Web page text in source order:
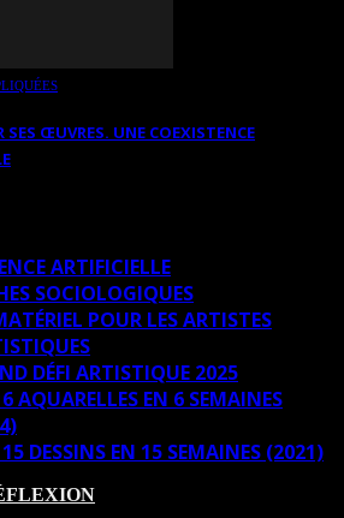
SES ŒUVRES. UNE COEXISTENCE
ARTIFICIELLE
SOCIOLOGIQUES
POUR LES ARTISTES
DÉFI ARTISTIQUE 2025
6 AQUARELLES EN 6 SEMAINES
15 DESSINS EN 15 SEMAINES (2021)